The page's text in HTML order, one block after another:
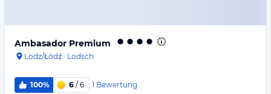
Ambasador Premium
Lodz/Łódź · Lodsch
100% 6 / 6 1 Bewertung